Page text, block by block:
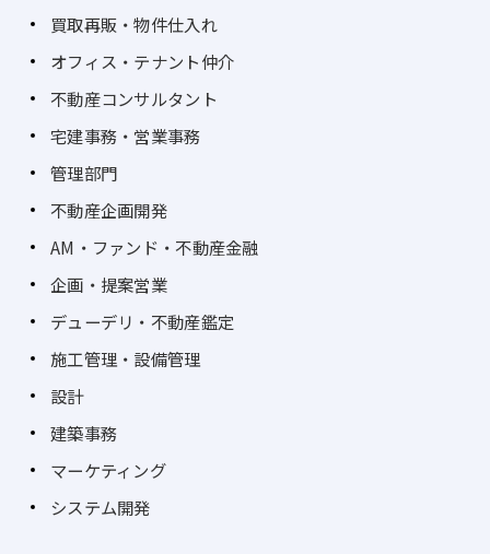
買取再販・物件仕入れ
オフィス・テナント仲介
不動産コンサルタント
宅建事務・営業事務
管理部門
不動産企画開発
AM・ファンド・不動産金融
企画・提案営業
デューデリ・不動産鑑定
施工管理・設備管理
設計
建築事務
マーケティング
システム開発